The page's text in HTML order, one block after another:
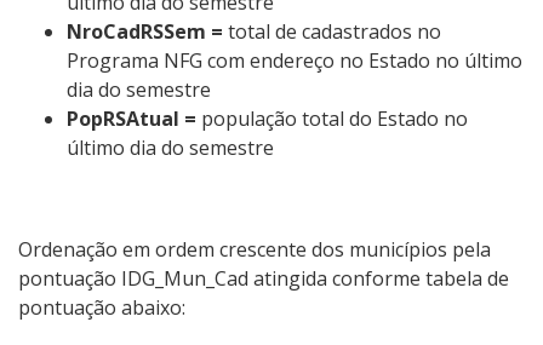
NroCadRSSem = total de cadastrados no
Programa NFG com endereço no Estado no último
dia do semestre
PopRSAtual = população total do Estado no
último dia do semestre
Ordenação em ordem crescente dos municípios pela
pontuação IDG_Mun_Cad atingida conforme tabela de
pontuação abaixo: